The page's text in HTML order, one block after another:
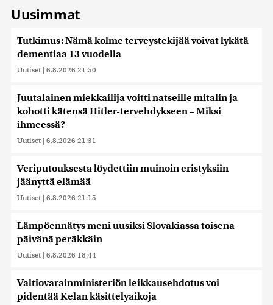
Uusimmat
Tutkimus: Nämä kolme terveystekijää voivat lykätä
dementiaa 13 vuodella
Uutiset | 6.8.2026 21:50
Juutalainen miekkailija voitti natseille mitalin ja
kohotti kätensä Hitler-tervehdykseen – Miksi
ihmeessä?
Uutiset | 6.8.2026 21:31
Veriputouksesta löydettiin muinoin eristyksiin
jäänyttä elämää
Uutiset | 6.8.2026 21:15
Lämpöennätys meni uusiksi Slovakiassa toisena
päivänä peräkkäin
Uutiset | 6.8.2026 18:44
Valtiovarainministeriön leikkausehdotus voi
pidentää Kelan käsittelyaikoja